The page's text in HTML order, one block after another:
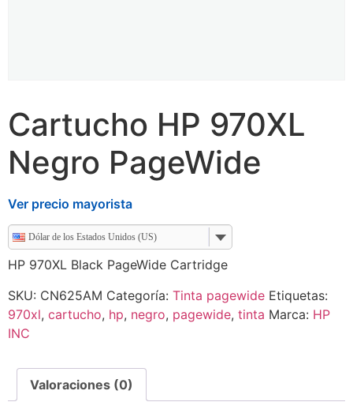
Cartucho HP 970XL
Negro PageWide
Ver precio mayorista
Dólar de los Estados Unidos (US)
HP 970XL Black PageWide Cartridge
SKU: CN625AM Categoría: Tinta pagewide Etiquetas:
970xl, cartucho, hp, negro, pagewide, tinta Marca: HP
INC
Valoraciones (0)